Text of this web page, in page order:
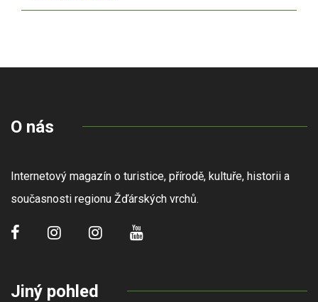
O nás
Internetový magazín o turistice, přírodě, kultuře, historii a
současnosti regionu Žďárských vrchů.
Jiný pohled